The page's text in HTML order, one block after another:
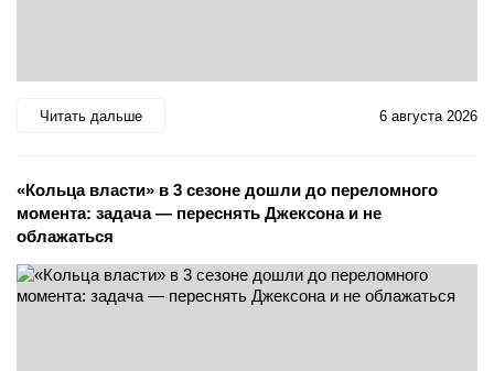
Читать дальше 6 августа 2026
«Кольца власти» в 3 сезоне дошли до переломного
момента: задача — переснять Джексона и не
облажаться